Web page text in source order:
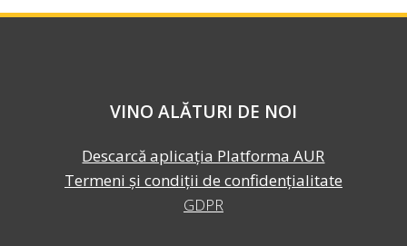
VINO ALĂTURI DE NOI
Descarcă aplicația Platforma AUR
Termeni și condiții de confidențialitate
GDPR